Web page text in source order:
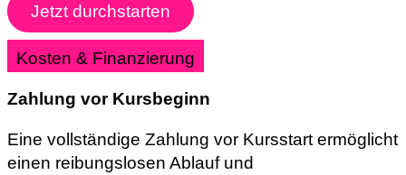
Jetzt durchstarten
Kosten & Finanzierung
Zahlung vor Kursbeginn
Eine vollständige Zahlung vor Kursstart ermöglicht
einen reibungslosen Ablauf und